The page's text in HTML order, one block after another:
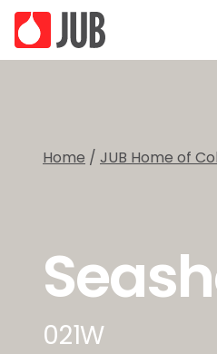
Home / JUB Home of
021W